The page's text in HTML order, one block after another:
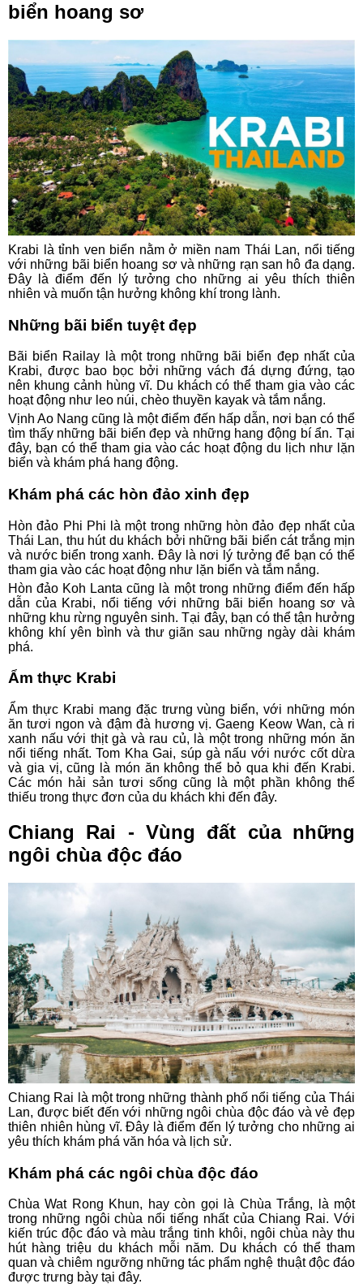
biển hoang sơ
Krabi là tỉnh ven biển nằm ở miền nam Thái Lan, nổi tiếng
với những bãi biển hoang sơ và những rạn san hô đa dạng.
Đây là điểm đến lý tưởng cho những ai yêu thích thiên
nhiên và muốn tận hưởng không khí trong lành.
Những bãi biển tuyệt đẹp
Bãi biển Railay là một trong những bãi biển đẹp nhất của
Krabi, được bao bọc bởi những vách đá dựng đứng, tạo
nên khung cảnh hùng vĩ. Du khách có thể tham gia vào các
hoạt động như leo núi, chèo thuyền kayak và tắm nắng.
Vịnh Ao Nang cũng là một điểm đến hấp dẫn, nơi bạn có thể
tìm thấy những bãi biển đẹp và những hang động bí ẩn. Tại
đây, bạn có thể tham gia vào các hoạt động du lịch như lặn
biển và khám phá hang động.
Khám phá các hòn đảo xinh đẹp
Hòn đảo Phi Phi là một trong những hòn đảo đẹp nhất của
Thái Lan, thu hút du khách bởi những bãi biển cát trắng mịn
và nước biển trong xanh. Đây là nơi lý tưởng để bạn có thể
tham gia vào các hoạt động như lặn biển và tắm nắng.
Hòn đảo Koh Lanta cũng là một trong những điểm đến hấp
dẫn của Krabi, nổi tiếng với những bãi biển hoang sơ và
những khu rừng nguyên sinh. Tại đây, bạn có thể tận hưởng
không khí yên bình và thư giãn sau những ngày dài khám
phá.
Ẩm thực Krabi
Ẩm thực Krabi mang đặc trưng vùng biển, với những món
ăn tươi ngon và đậm đà hương vị. Gaeng Keow Wan, cà ri
xanh nấu với thịt gà và rau củ, là một trong những món ăn
nổi tiếng nhất. Tom Kha Gai, súp gà nấu với nước cốt dừa
và gia vị, cũng là món ăn không thể bỏ qua khi đến Krabi.
Các món hải sản tươi sống cũng là một phần không thể
thiếu trong thực đơn của du khách khi đến đây.
Chiang Rai - Vùng đất của những
ngôi chùa độc đáo
Chiang Rai là một trong những thành phố nổi tiếng của Thái
Lan, được biết đến với những ngôi chùa độc đáo và vẻ đẹp
thiên nhiên hùng vĩ. Đây là điểm đến lý tưởng cho những ai
yêu thích khám phá văn hóa và lịch sử.
Khám phá các ngôi chùa độc đáo
Chùa Wat Rong Khun, hay còn gọi là Chùa Trắng, là một
trong những ngôi chùa nổi tiếng nhất của Chiang Rai. Với
kiến trúc độc đáo và màu trắng tinh khôi, ngôi chùa này thu
hút hàng triệu du khách mỗi năm. Du khách có thể tham
quan và chiêm ngưỡng những tác phẩm nghệ thuật độc đáo
được trưng bày tại đây.